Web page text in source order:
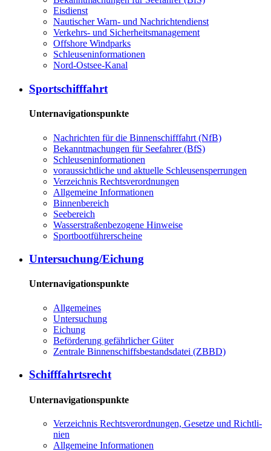
Eis­dienst
Nau­ti­scher Warn-​ und Nach­rich­ten­dienst
Ver­kehrs-​ und Si­cher­heits­ma­na­ge­ment
Offs­ho­re Wind­parks
Schleu­sen­in­for­ma­tio­nen
Nord-​Ost­see-​Ka­nal
Sport­schiff­fahrt
Unternavigationspunkte
Nach­rich­ten für die Bin­nen­schiff­fahrt (NfB)
Be­kannt­ma­chun­gen für See­fah­rer (BfS)
Schleu­sen­in­for­ma­tio­nen
voraussichtliche und aktuelle Schleusensperrungen
Ver­zeich­nis Rechts­ver­ord­nun­gen
All­ge­mei­ne In­for­ma­tio­nen
Bin­nen­be­reich
See­be­reich
Was­ser­stra­ßen­be­zo­ge­ne Hin­wei­se
Sport­boot­füh­rer­schei­ne
Un­ter­su­chung/Ei­chung
Unternavigationspunkte
All­ge­mei­nes
Un­ter­su­chung
Ei­chung
Be­för­de­rung ge­fähr­li­cher Gü­ter
Zen­tra­le Bin­nen­schiffs­be­stands­da­tei (ZBBD)
Schiff­fahrts­recht
Unternavigationspunkte
Ver­zeich­nis Rechts­ver­ord­nun­gen, Ge­set­ze und Richt­li­
ni­en
All­ge­mei­ne In­for­ma­tio­nen